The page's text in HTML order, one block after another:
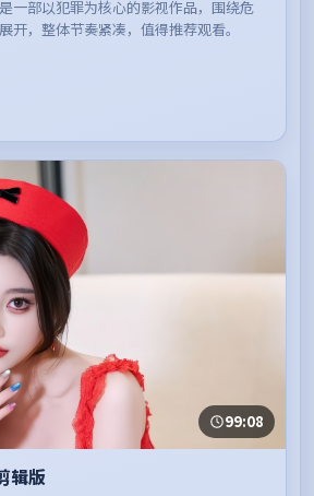
一部以犯罪为核心的影视作品，围绕危
开，整体节奏紧凑，值得推荐观看。
99:08
辑版